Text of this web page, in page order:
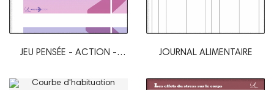
JEU PENSÉE - ACTION -
JOURNAL ALIMENTAIRE